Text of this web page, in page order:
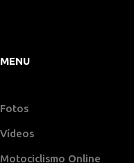
MENU
Fotos
Vídeos
Motociclismo Online